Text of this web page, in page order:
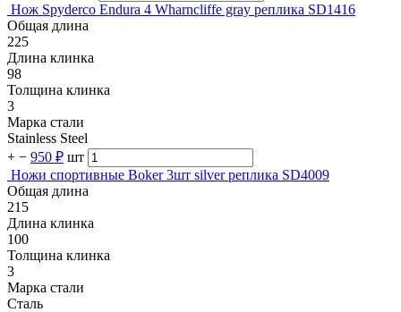
Нож Spyderco Endura 4 Wharncliffe gray реплика SD1416
Общая длина
225
Длина клинка
98
Толщина клинка
3
Марка стали
Stainless Steel
+ − 950 ₽ шт
Ножи спортивные Boker 3шт silver реплика SD4009
Общая длина
215
Длина клинка
100
Толщина клинка
3
Марка стали
Сталь